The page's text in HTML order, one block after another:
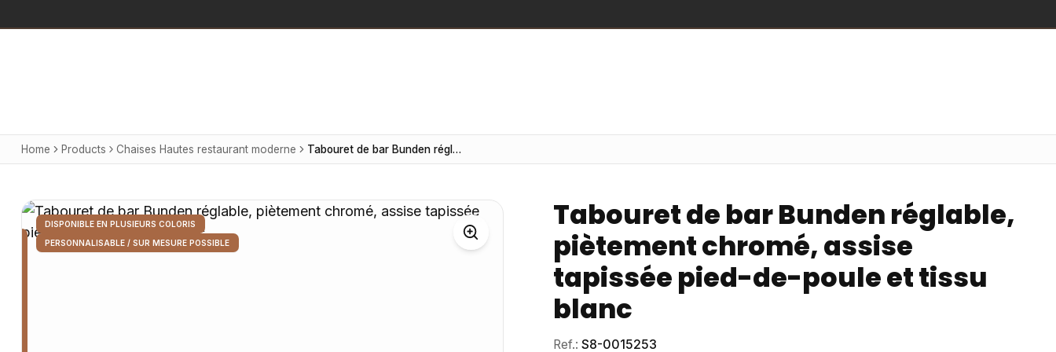
Home Products Chaises Hautes restaurant moderne Tabouret de bar Bunden réglable, piètement chromé, assise tapissée pied-de-poule et tissu blanc
DISPONIBLE EN PLUSIEURS COLORIS
PERSONNALISABLE / SUR MESURE POSSIBLE
Tabouret de bar Bunden réglable,
piètement chromé, assise
tapissée pied-de-poule et tissu
blanc
Ref.: S8-0015253